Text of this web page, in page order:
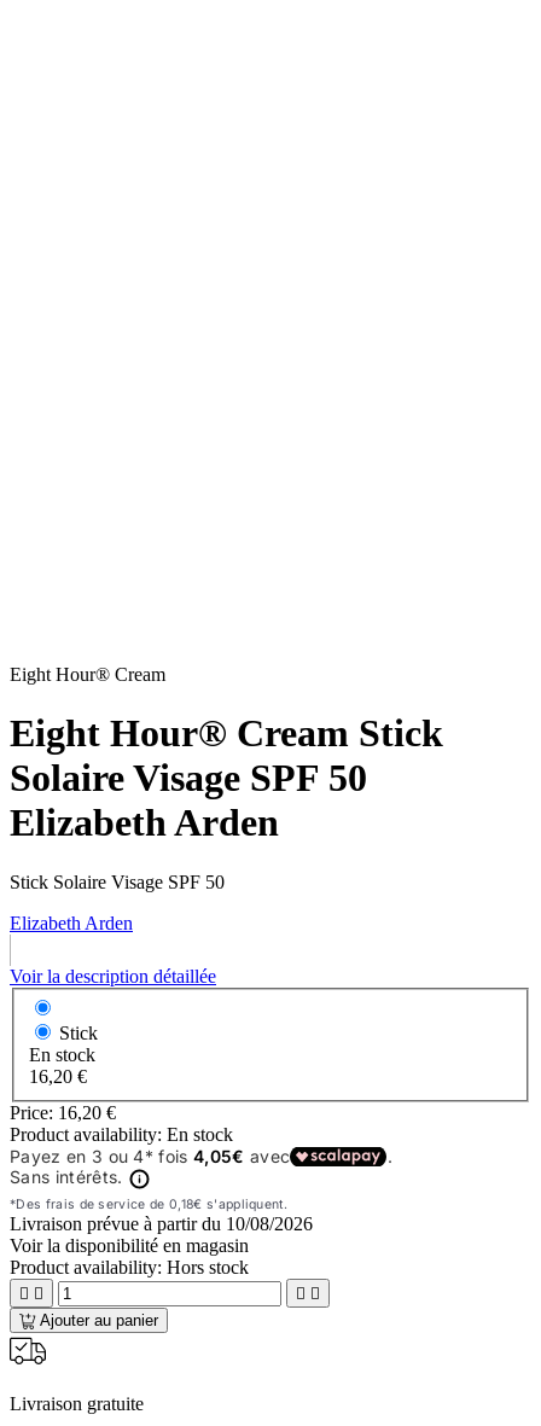
Eight Hour® Cream
Eight Hour® Cream Stick
Solaire Visage SPF 50
Elizabeth Arden
Stick Solaire Visage SPF 50
Elizabeth Arden
Voir la description détaillée
Stick
En stock
16,20 €
Price: 16,20 €
Product availability: En stock
Livraison prévue à partir du 10/08/2026
Voir la disponibilité en magasin
Product availability: Hors stock
   
Ajouter au panier
Livraison gratuite